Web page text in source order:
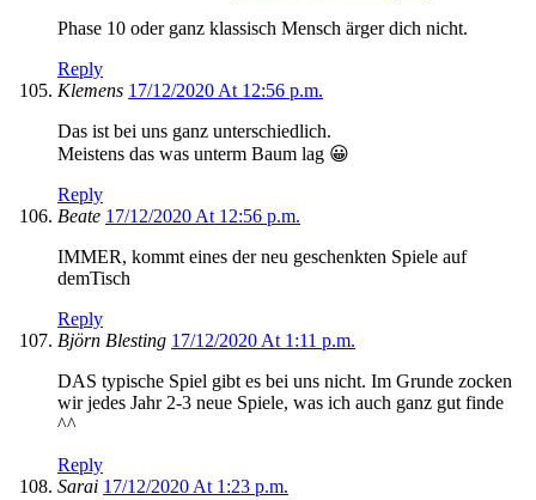
Phase 10 oder ganz klassisch Mensch ärger dich nicht.
Reply
Klemens 17/12/2020 At 12:56 p.m.
Das ist bei uns ganz unterschiedlich.
Meistens das was unterm Baum lag 😀
Reply
Beate 17/12/2020 At 12:56 p.m.
IMMER, kommt eines der neu geschenkten Spiele auf
demTisch
Reply
Björn Blesting 17/12/2020 At 1:11 p.m.
DAS typische Spiel gibt es bei uns nicht. Im Grunde zocken
wir jedes Jahr 2-3 neue Spiele, was ich auch ganz gut finde
^^
Reply
Sarai 17/12/2020 At 1:23 p.m.